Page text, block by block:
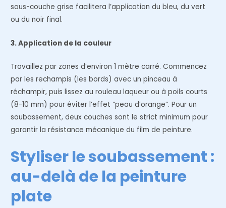
sous-couche grise facilitera l’application du bleu, du vert
ou du noir final.
3. Application de la couleur
Travaillez par zones d’environ 1 mètre carré. Commencez
par les rechampis (les bords) avec un pinceau à
réchampir, puis lissez au rouleau laqueur ou à poils courts
(8-10 mm) pour éviter l’effet “peau d’orange”. Pour un
soubassement, deux couches sont le strict minimum pour
garantir la résistance mécanique du film de peinture.
Styliser le soubassement :
au-delà de la peinture
plate